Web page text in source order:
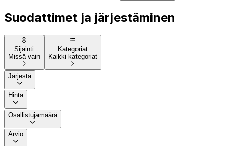
Suodattimet ja järjestäminen
Sijainti
Missä vain
Kategoriat
Kaikki kategoriat
Järjestä
Hinta
Osallistujamäärä
Arvio